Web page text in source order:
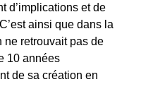
d’implications et de
ainsi que dans la
ne retrouvait pas de
10 années
de sa création en